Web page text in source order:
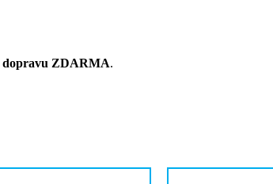
dopravu ZDARMA.